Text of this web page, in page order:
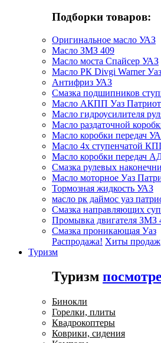
Подборки товаров:
Оригинальное масло УАЗ
Масло ЗМЗ 409
Масло моста Спайсер УАЗ
Масло РК Divgi Warner
Антифриз УАЗ
Смазка подшипников
Масло АКПП Уаз Патриот
Масло гидроусилителя
Масло раздаточной
Масло коробки передач
Масло 4х ступенчатой
Масло коробки передач
Смазка рулевых
Масло моторное Уаз
Тормозная жидкость УАЗ
масло рк даймос уаз
Смазка направляющих
Промывка двигателя ЗМЗ
Смазка проникающая Уаз
Распродажа! Хиты продаж
Туризм
Туризм
Бинокли
Горелки, плиты
Квадрокоптеры
Коврики, сидения